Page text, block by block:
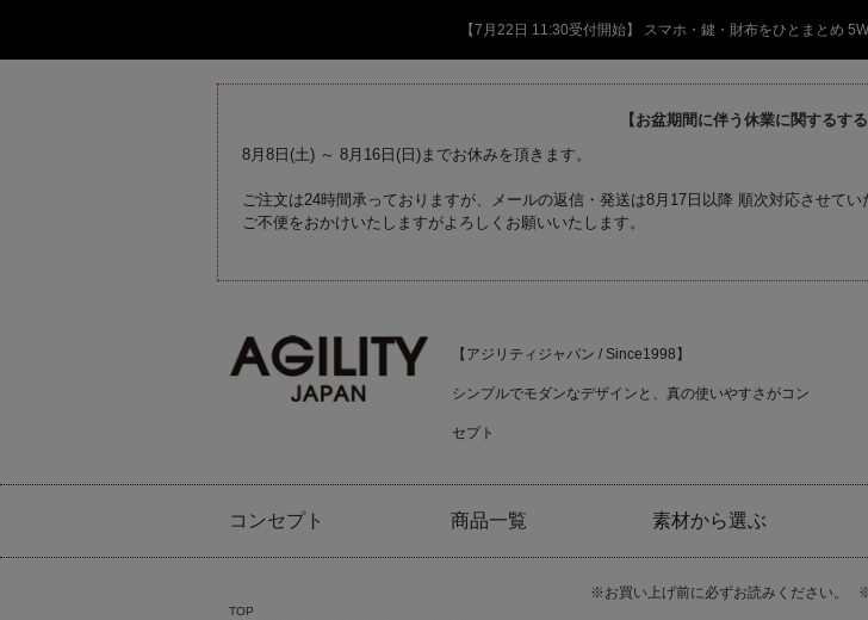
【7月22日 11:30受付開始】 スマホ・鍵・財布をひとまとめ
【お盆期間に伴う休業に関するする
8月8日(土) ～ 8月16日(日)までお休みを頂きます。
ご注文は24時間承っておりますが、メールの返信・発送は8月17日以降 順次対応させてい
ご不便をおかけいたしますがよろしくお願いいたします。
【アジリティジャパン / Since1998】
シンプルでモダンなデザインと、真の使いやすさがコン
セプト
コンセプト 商品一覧 素材から選ぶ
※お買い上げ前に必ずお読みください。
TOP